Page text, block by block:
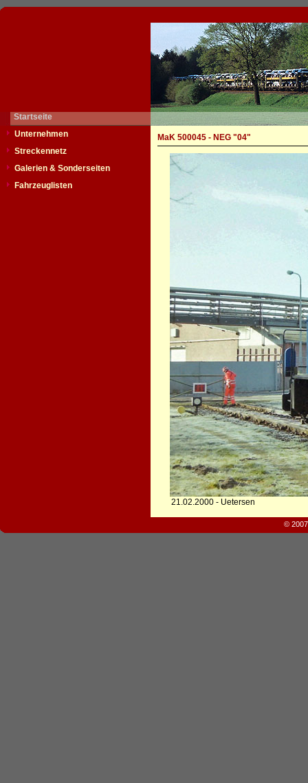
Startseite
Unternehmen
Streckennetz
Galerien & Sonderseiten
Fahrzeuglisten
MaK 500045 - NEG "04"
21.02.2000 - Uetersen
©